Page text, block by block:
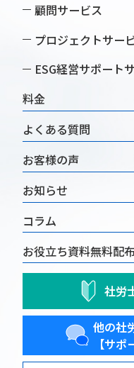
顧問サービス
プロジェクトサー
ESG経営サポート
料金
よくある質問
お客様の声
お知らせ
コラム
お役立ち資料無料配
社労
他の社
【サ